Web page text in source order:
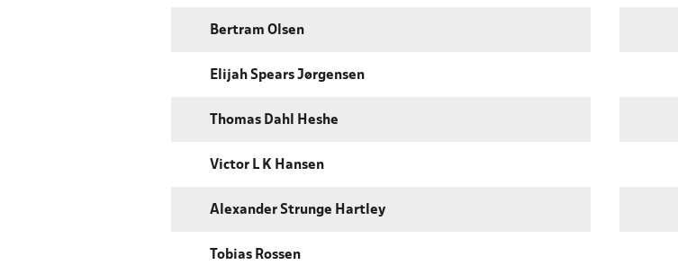
Bertram Olsen
Elijah Spears Jørgensen
Thomas Dahl Heshe
Victor L K Hansen
Alexander Strunge Hartley
Tobias Rossen